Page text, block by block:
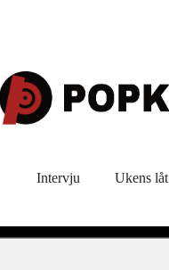
Intervju Ukens låt